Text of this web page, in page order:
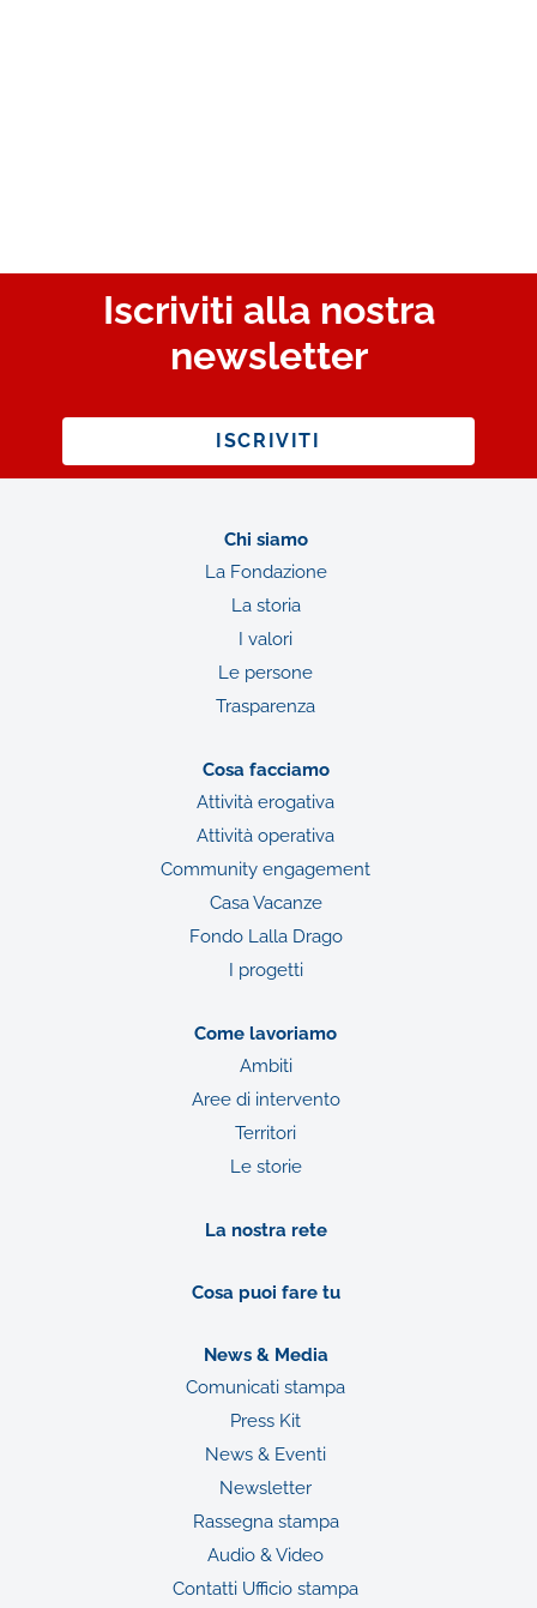
Iscriviti alla nostra
newsletter
ISCRIVITI
Chi siamo
La Fondazione
La storia
I valori
Le persone
Trasparenza
Cosa facciamo
Attività erogativa
Attività operativa
Community engagement
Casa Vacanze
Fondo Lalla Drago
I progetti
Come lavoriamo
Ambiti
Aree di intervento
Territori
Le storie
La nostra rete
Cosa puoi fare tu
News & Media
Comunicati stampa
Press Kit
News & Eventi
Newsletter
Rassegna stampa
Audio & Video
Contatti Ufficio stampa